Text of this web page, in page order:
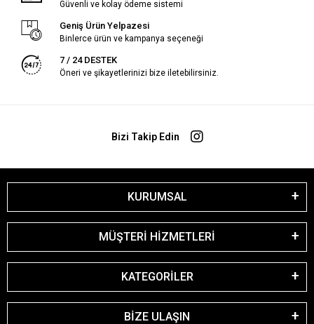
Güvenli ve kolay ödeme sistemi
Geniş Ürün Yelpazesi
Binlerce ürün ve kampanya seçeneği
7 / 24 DESTEK
Öneri ve şikayetlerinizi bize iletebilirsiniz.
Bizi Takip Edin
KURUMSAL
MÜŞTERİ HİZMETLERİ
KATEGORİLER
BİZE ULAŞIN